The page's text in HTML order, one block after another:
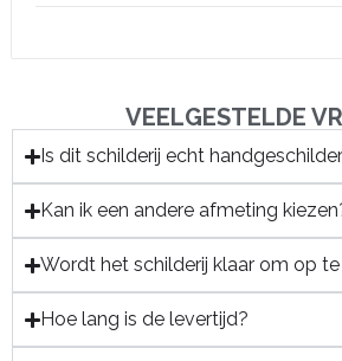
VEELGESTELDE
Is dit schilderij echt
Kan ik een andere afmeting
Wordt het schilderij klaar om op
Hoe lang is de levertijd?